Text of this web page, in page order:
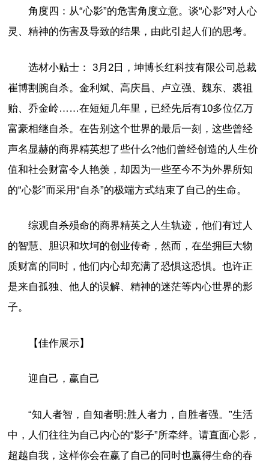
角度四：从“心影”的危害角度立意。谈“心影”对人心
灵、精神的伤害及导致的结果，由此引起人们的思考。
选材小贴士： 3月2日，坤博长红科技有限公司总裁
崔博割腕自杀。金利斌、高庆昌、卢立强、魏东、裘祖
贻、乔金岭……在短短几年里，已经先后有10多位亿万
富豪相继自杀。在告别这个世界的最后一刻，这些曾经
声名显赫的商界精英想了些什么?他们曾经创造的人生价
值和社会财富令人艳羡，却因为一些至今不为外界所知
的“心影”而采用“自杀”的极端方式结束了自己的生命。
综观自杀殒命的商界精英之人生轨迹，他们有过人
的智慧、胆识和坎坷的创业传奇，然而，在坐拥巨大物
质财富的同时，他们内心却充满了恐惧这恐惧。也许正
是来自孤独、他人的误解、精神的迷茫等内心世界的影
子。
【佳作展示】
迎自己，赢自己
“知人者智，自知者明;胜人者力，自胜者强。”生活
中，人们往往为自己内心的“影子”所牵绊。请直面心影，
超越自我，这样你会在赢了自己的同时也赢得生命的春